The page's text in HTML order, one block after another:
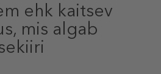
ehk kaitsev
mis algab